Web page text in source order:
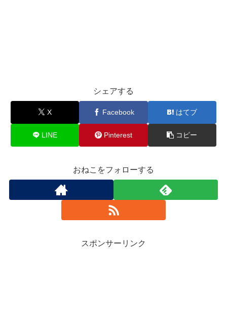
シェアする
X Facebook はてブ
LINE Pinterest コピー
おねこをフォローする
スポンサーリンク